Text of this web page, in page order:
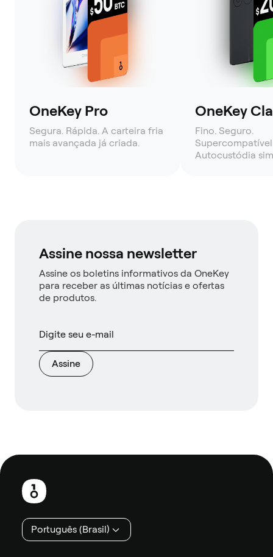
OneKey Pro
Segura. Rápida. A carteira fria
mais avançada já criada.
OneKey
Fino. Seguro.
Autocustódia
Assine nossa newsletter
Assine os boletins informativos da OneKey
para receber as últimas notícias e ofertas
de produtos.
Assine
Rodapé
Português (Brasil)